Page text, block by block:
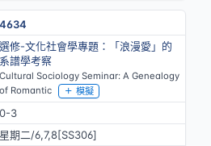
4634
選修-文化社會學專題：「浪漫愛」的
系譜學考察
Cultural Sociology Seminar: A Genealogy
of Romantic
模擬
0-3
星期二/6,7,8[SS306]